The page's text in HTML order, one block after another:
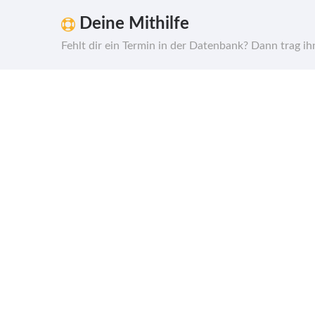
Deine Mithilfe
Fehlt dir ein Termin in der Datenbank? Dann trag